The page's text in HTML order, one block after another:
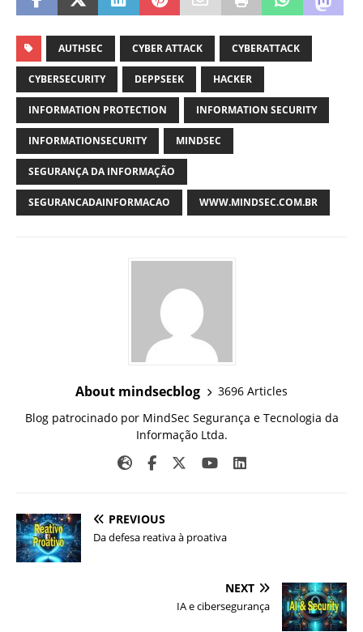
AUTHSEC CYBER ATTACK CYBERATTACK
CYBERSECURITY DEPPSEEK HACKER
INFORMATION PROTECTION INFORMATION SECURITY
INFORMATIONSECURITY MINDSEC
SEGURANÇA DA INFORMAÇÃO
SEGURANCADAINFORMACAO WWW.MINDSEC.COM.BR
About mindsecblog
3696 Articles
Blog patrocinado por MindSec Segurança e Tecnologia da
Informação Ltda.
PREVIOUS
Da defesa reativa à proativa
NEXT
IA e cibersegurança